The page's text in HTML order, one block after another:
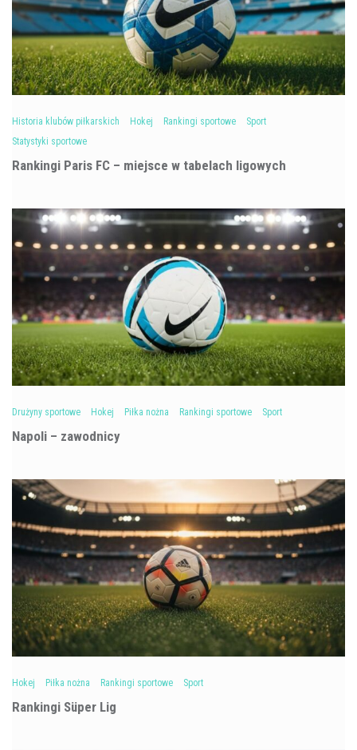
Historia klubów piłkarskich Hokej Rankingi sportowe
Sport
Statystyki sportowe
Rankingi Paris FC – miejsce w tabelach ligowych
Drużyny sportowe Hokej Piłka nożna Rankingi sportowe Sport
Napoli – zawodnicy
Hokej Piłka nożna Rankingi sportowe Sport
Rankingi Süper Lig